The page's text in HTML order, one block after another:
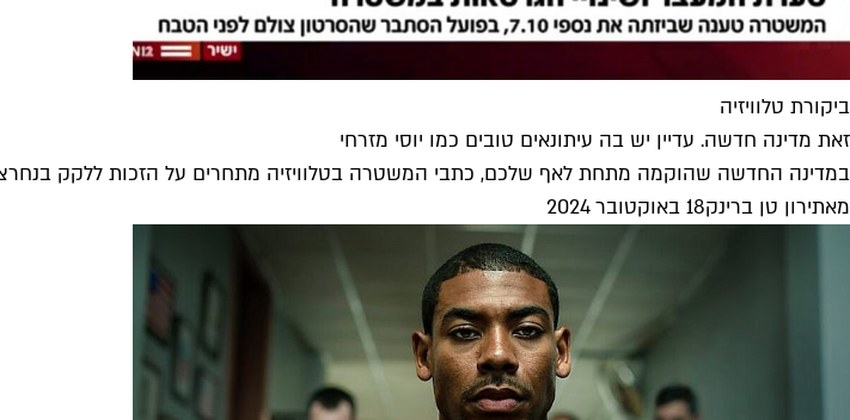
ביקורת טלוויזיה
זאת מדינה חדשה. עדיין יש בה עיתונאים טובים כמו יוסי מזרחי
במדינה החדשה שהוקמה מתחת לאף שלכם, כתבי המשטרה בטלוויזיה מתחרים על הזכות ללקק
מאתירון טן ברינק18 באוקטובר 2024